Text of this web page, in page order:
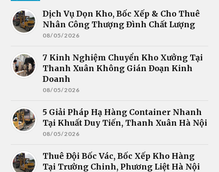
Dịch Vụ Dọn Kho, Bốc Xếp & Cho Thuê
Nhân Công Thượng Đình Chất Lượng
08/05/2026
7 Kinh Nghiệm Chuyển Kho Xưởng Tại
Thanh Xuân Không Gián Đoạn Kinh
Doanh
08/05/2026
5 Giải Pháp Hạ Hàng Container Nhanh
Tại Khuất Duy Tiến, Thanh Xuân Hà Nội
08/05/2026
Thuê Đội Bốc Vác, Bốc Xếp Kho Hàng
Tại Trường Chinh, Phương Liệt Hà Nội